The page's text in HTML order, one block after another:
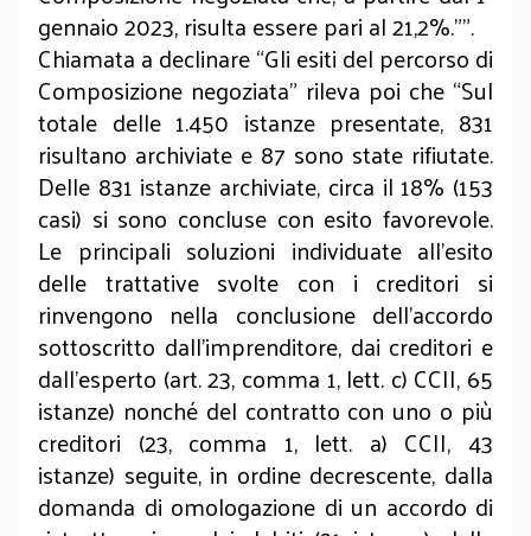
gennaio 2023, risulta essere pari al 21,2%.””.
Chiamata a declinare “Gli esiti del percorso di
Composizione negoziata” rileva poi che “Sul
totale delle 1.450 istanze presentate, 831
risultano archiviate e 87 sono state rifiutate.
Delle 831 istanze archiviate, circa il 18% (153
casi) si sono concluse con esito favorevole.
Le principali soluzioni individuate all’esito
delle trattative svolte con i creditori si
rinvengono nella conclusione dell’accordo
sottoscritto dall’imprenditore, dai creditori e
dall’esperto (art. 23, comma 1, lett. c) CCII, 65
istanze) nonché del contratto con uno o più
creditori (23, comma 1, lett. a) CCII, 43
istanze) seguite, in ordine decrescente, dalla
domanda di omologazione di un accordo di